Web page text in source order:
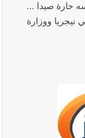
حارة صيدا ...
ووزارة